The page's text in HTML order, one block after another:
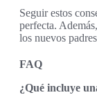
Seguir estos
perfecta.
los nuevos
FAQ
¿Qué incluye